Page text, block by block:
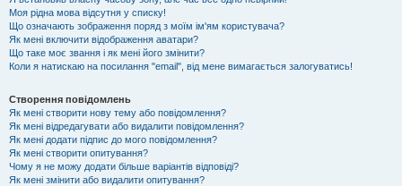
Моя рідна мова відсутня у списку!
Що означають зображення поряд з моїм ім'ям користувача?
Як мені включити відображення аватари?
Що таке моє звання і як мені його змінити?
Коли я натискаю на посилання "email", від мене вимагається залогуватись!
Створення повідомлень
Як мені створити нову тему або повідомлення?
Як мені відредагувати або видалити повідомлення?
Як мені додати підпис до мого повідомлення?
Як мені створити опитування?
Чому я не можу додати більше варіантів відповіді?
Як мені змінити або видалити опитування?